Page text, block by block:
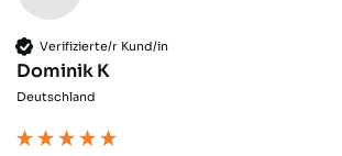
Verifizierte/r Kund/in
Dominik K
Deutschland